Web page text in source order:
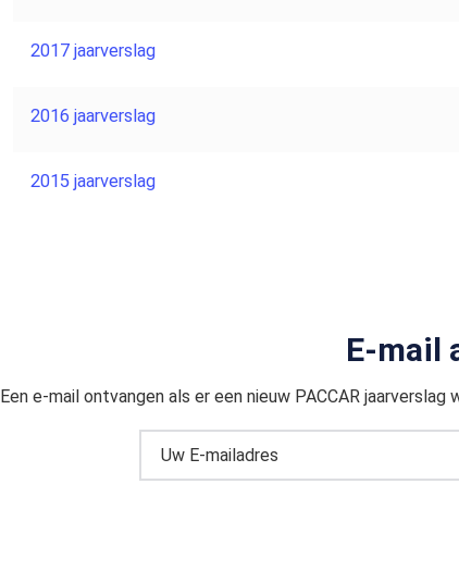
2017 jaarverslag
2016 jaarverslag
2015 jaarverslag
E-mail
Een e-mail ontvangen als er een nieuw PACCAR